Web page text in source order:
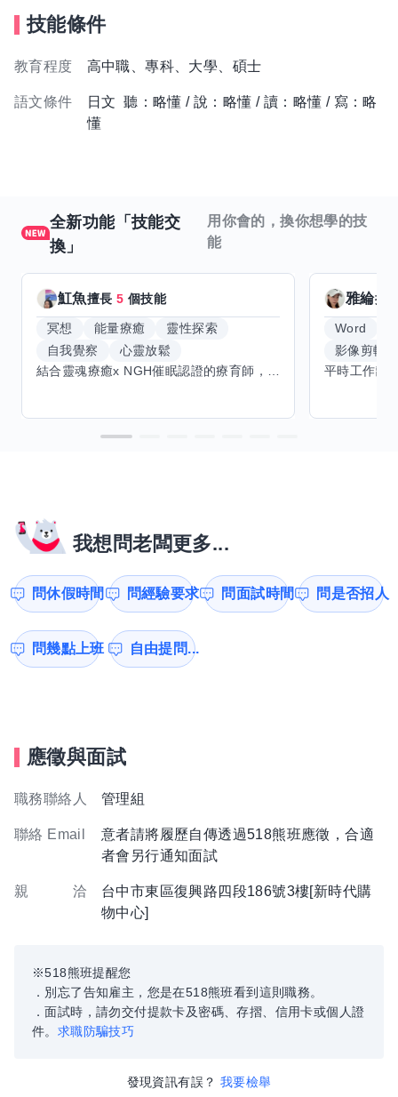
技能條件
教育程度 高中職、專科、大學、碩士
語文條件
日文 聽：略懂 / 說：略懂 / 讀：略懂 / 寫：略
懂
全新功能「技能交
換」
用你會的，換你想學的技
能
魟魚擅長5 個技能
冥想 能量療癒
靈性探索
自我覺察
心靈放鬆
雅綸擅
Word
影像剪輯
我想問老闆更多...
問休假時間 問經驗要求 問面試時間 問是否招人
問幾點上班 自由提問...
應徵與面試
職務聯絡人 管理組
聯絡 Email
意者請將履歷自傳透過518熊班應徵，合適
者會另行通知面試
親 洽
台中市東區復興路四段186號3樓[新時代購
物中心]
※518熊班提醒您
．別忘了告知雇主，您是在518熊班看到這則職務。
．面試時，請勿交付提款卡及密碼、存摺、信用卡或個人證
件。 求職防騙技巧
發現資訊有誤？ 我要檢舉